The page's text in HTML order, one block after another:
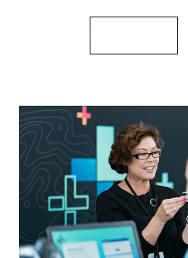
查看活动详细信息